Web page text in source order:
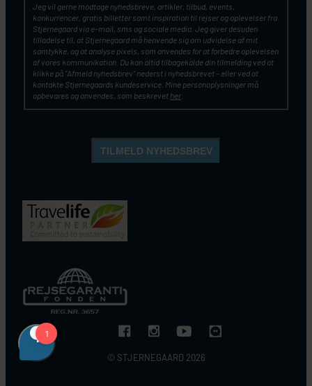
© STJERNEGAARD 2026
Jeg vil gerne modtage nyhedsbreve, artikler, tilbud, events,
konkurrencer, gratis billetter samt inspiration til rejser og oplevelser fra
Stjernegaard via e-mail, sms og sociale media. Jeg giver desuden
tilladelse til, at Stjernegaard må henvende sig om udvidelse af mit
samtykke, og at analyse pixels, som anvendes for at forbedre oplevelsen
af vores kommunikation. Du kan altid tilbagekalde din tilmelding ved at
klikke på ”Afmeld nyhedsbrev” nederst i nyhedsbrevet – eller ved at
kontakte Stjernegaards kundeservice. Mine personoplysninger må
opbevares og anvendes, som beskrevet her